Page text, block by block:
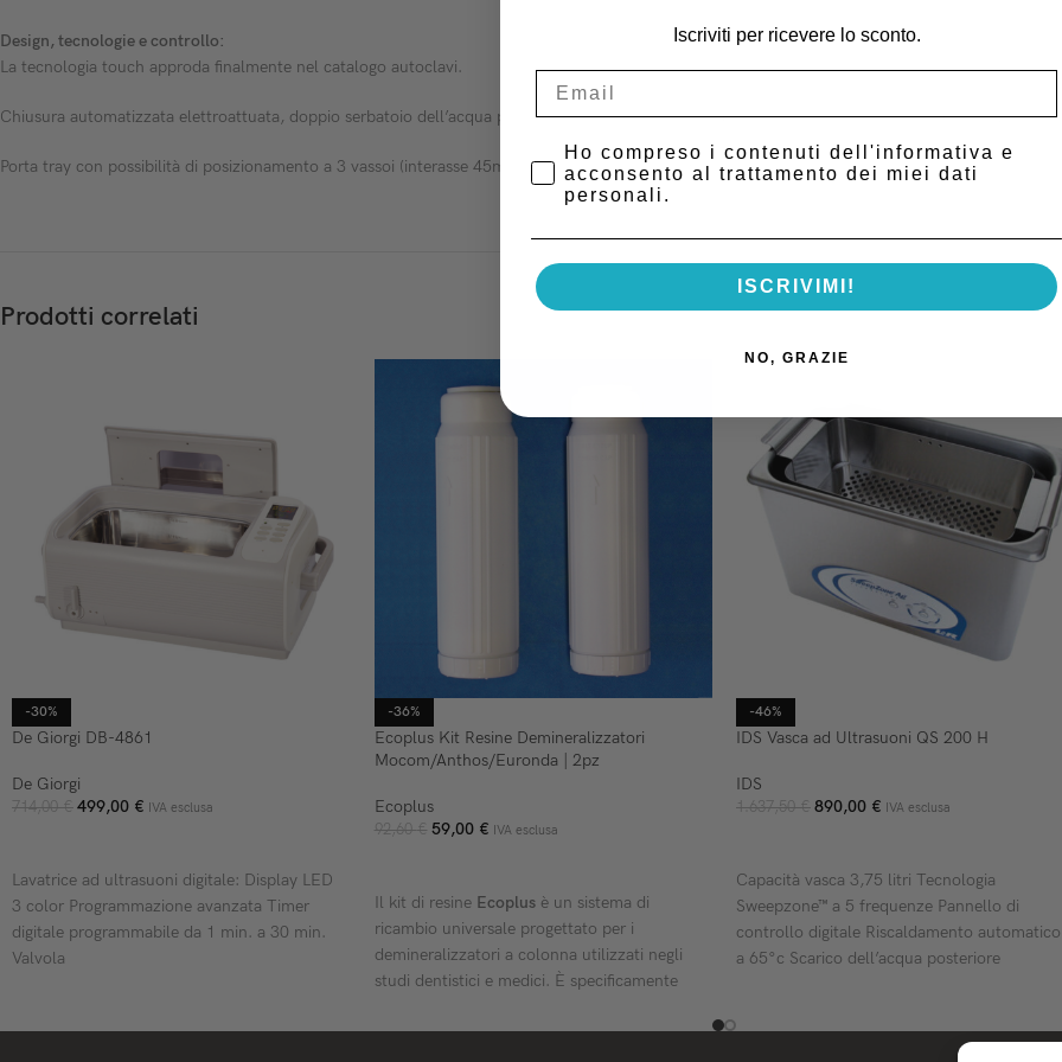
Design, tecnologie e controllo:
La tecnologia touch approda finalmente nel catalogo autoclavi.
Chiusura automatizzata elettroattuata, doppio serbatoio dell’acqua pulita e scarico esterno per acqua esausta sono solo alcune delle novità
Porta tray con possibilità di posizionamento a 3 vassoi (interasse 45mm) e 5 vassoi (interasse 25mm).
Prodotti correlati
-30%
De Giorgi DB-4861
De Giorgi
714,00€ 499,00 € IVA esclusa
Lavatrice ad ultrasuoni digitale: Display LED
3 color Programmazione avanzata Timer
digitale programmabile da 1 min. a 30 min.
Valvola
-36%
Ecoplus Kit Resine Demineralizzatori
Mocom/Anthos/Euronda | 2pz
Ecoplus
92,60€ 59,00 € IVA esclusa
Il kit di resine Ecoplusè un sistema di
ricambio universale progettato per i
demineralizzatori a colonna utilizzati negli
studi dentistici e medici. È specificamente
acqua dei principali marchi del settore come
-46%
IDS Vasca ad Ultrasuoni QS 200 H
IDS
1.637,50€ 890,00 € IVA esclusa
Capacità vasca 3,75 litri Tecnologia
Sweepzone™ a 5 frequenze Pannello di
controllo digitale Riscaldamento automatico
a 65°c Scarico dell’acqua posteriore
Iscriviti per ricevere lo sconto.
Privacy Policy
Ho compreso i contenuti dell'informativa e
acconsento al trattamento dei miei dati
personali.
ISCRIVIMI!
NO, GRAZIE